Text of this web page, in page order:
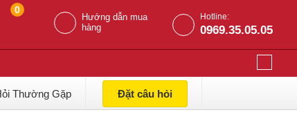
0
Hướng dẫn mua
hàng
Hotline:
0969.35.05.05
Thường Gặp Đặt câu hỏi